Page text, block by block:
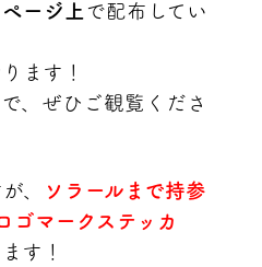
ージ上 で配布してい
ます！
、ぜひご観覧くださ
、
ソラールまで持参
ゴマークステッカ
ます！